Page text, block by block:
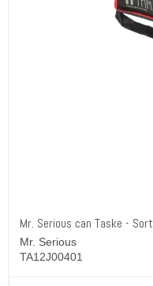
Mr. Serious can Taske -
Mr. Serious
TA12J00401